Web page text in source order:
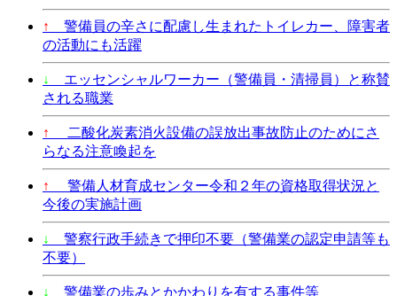
↑
警備員の辛さに配慮し生まれたトイレカー、障害者
の活動にも活躍
↓
エッセンシャルワーカー（警備員・清掃員）と称賛
される職業
↑
二酸化炭素消火設備の誤放出事故防止のためにさ
らなる注意喚起を
↑
警備人材育成センター令和２年の資格取得状況と
今後の実施計画
↓
警察行政手続きで押印不要（警備業の認定申請等も
不要）
↓ 警備業の歩みとかかわりを有する事件等